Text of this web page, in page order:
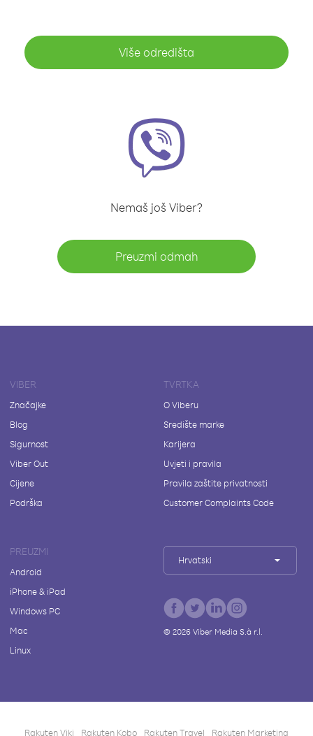
Više odredišta
Nemaš još Viber?
Preuzmi odmah
VIBER
Značajke
Blog
Sigurnost
Viber Out
Cijene
Podrška
TVRTKA
O Viberu
Središte marke
Karijera
Uvjeti i pravila
Pravila zaštite privatnosti
Customer Complaints Code
PREUZMI
Android
iPhone & iPad
Windows PC
Mac
Linux
Hrvatski
© 2026Viber Media S.à r.l.
Rakuten Viki Rakuten Kobo Rakuten Travel Rakuten Marketing